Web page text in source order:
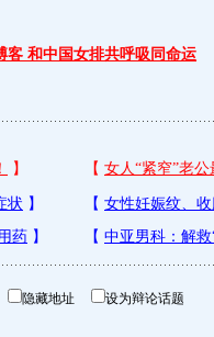
客 和中国女排共呼吸同命运
隐藏地址 设为辩论话题